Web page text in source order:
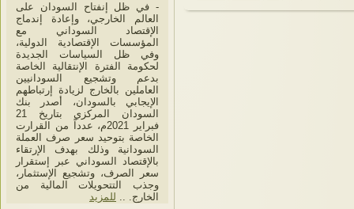
- في ظل إنفتاح السودان على
العالم الخارجي، وإعادة إندماج
الإقتصاد السوداني مع
المؤسسات الإقتصادية الدولية،
وفي ظل السياسات الجديدة
لحكومة الفترة الإنتقالية الخاصة
بدعم وتشجيع السودانيين
العاملين بالخارج لزيادة إرتباطهم
الإيجابي بالسودان، أصدر بنك
السودان المركزي بتاريخ 21
فبراير 2021م، عدداً من القرارت
الخاصة بتوحيد سعر صرف العملة
السودانية وذلك بهدف الإرتقاء
بالإقتصاد السوداني عبر إستقرار
سعر الصرف، وتشجيع الإستثمار،
وجذب التتحويلات المالية من
الخارج. .. للمزيد